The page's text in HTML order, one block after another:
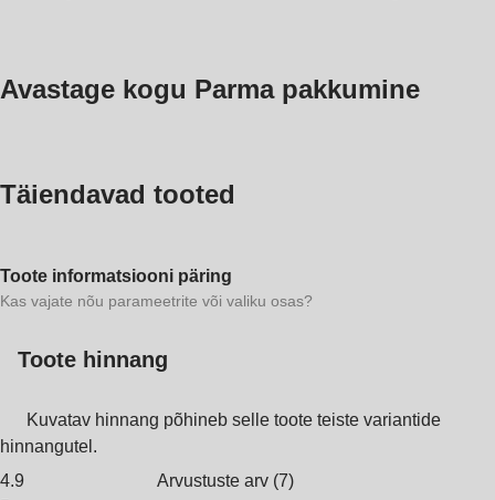
Avastage kogu Parma pakkumine
Täiendavad tooted
Toote informatsiooni päring
Kas vajate nõu parameetrite või valiku osas?
Toote hinnang
Kuvatav hinnang põhineb selle toote teiste variantide
hinnangutel.
4.9
Arvustuste arv (7)